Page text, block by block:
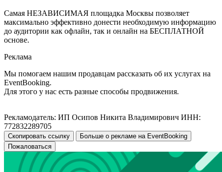
Самая НЕЗАВИСИМАЯ площадка Москвы позволяет
максимально эффективно донести необходимую информацию
до аудитории как офлайн, так и онлайн на БЕСПЛАТНОЙ
основе.
Реклама
Мы помогаем нашим продавцам рассказать об их услугах на
EventBooking.
Для этого у нас есть разные способы продвижения.
Рекламодатель: ИП Осипов Никита Владимирович ИНН:
772832289705
Скопировать ссылку
Больше о рекламе на EventBooking
Пожаловаться